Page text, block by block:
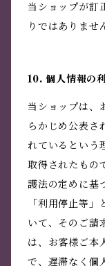
当ショップが訂
りではありませ
10. 個人情報の
当ショップは、
らかじめ公表さ
れているという
取得されたもの
護法の定めに基
「利用停止等
いて、そのご請
は、お客様ご本
で、遅滞なく個